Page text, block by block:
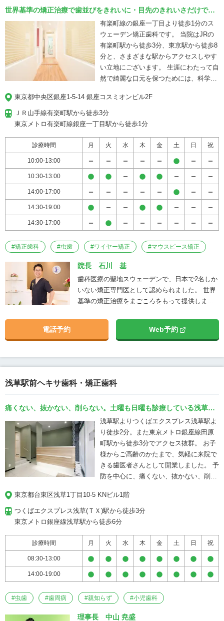
みがありましたら、ぜひ一度無料の初診
カウンセリングをご利用ください。
東京都中央区銀座1-5-14 銀座コスミオンビル2F
ＪＲ山手線有楽町駅から徒歩3分
東京メトロ有楽町線銀座一丁目駅から徒歩1分
診療時間 月 火 水 木 金 土 日 祝
10:00-13:00
10:30-13:00
14:00-17:00
14:30-19:00
14:30-17:00
#矯正歯科 #虫歯 #ワイヤー矯正 #マウスピース矯正
世界基準の矯正治療で歯並びをきれいに・目先のきれいさだけでな
く将来を見据えた治療をご提案有楽町線の銀座一丁目より徒歩1分のス
ウェーデン矯正歯科です。 当院はJRの
有楽町駅から徒歩3分、東京駅から徒歩8
分と、さまざまな駅からアクセスしやす
い立地にございます。 生涯にわたって自
然で綺麗な口元を保つためには、科学的
そのためには矯正だけでなく虫歯や歯周
病、口腔外科など、総合的な歯科の知識
が必要です。 当院のドクターは、日本で
専門医として、スウェーデン式の「科学
に基づく矯正治療」をおこなっていま
す。 そして、矯正治療に関する経験・技
術はもちろん、「自分の家族にも安心し
て治療をできる」治療環境も当院のこだ
わりの一つです。 お子様から中高年まで
皆様が抱える「歯並びや咬み合わせに関
する悩み」について、矯正治療だけでな
く虫歯や歯周病治療を含めた「包括的な
歯科治療」で解決します。 目先のきれい
さだけでなく、将来を見据えた治療によ
る「歯で悩まない豊かな人生への準備」
を私たちにお任せください。
院長 石川 基
歯科医療の聖地スウェーデンで、日本で2名しか
いない矯正専門医として認められました。 世界
基準の矯正治療をまごころをもって提供しま
電話予約 Web予約
浅草駅前ヘキサ歯科・矯正歯科
東京都台東区浅草1丁目10-5 KNビル1階
つくばエクスプレス浅草(ＴＸ)駅から徒歩3分
東京メトロ銀座線浅草駅から徒歩6分
診療時間 月 火 水 木 金 土 日 祝
08:30-13:00
14:00-19:00
#虫歯 #歯周病 #親知らず #小児歯科
痛くない、抜かない、削らない。土曜も日曜も診療している浅草駅
前の年中無休の歯医者さん。
浅草駅よりつくばエクスプレス浅草駅よ
り徒歩2分。また東京メトロ銀座線田原
町駅から徒歩3分でアクセス抜群。 お子
様からご高齢のかたまで、気軽に来院で
きる歯医者さんとして開業しました。 予
防を中心に、痛くない、抜かない、削ら
ラントや矯正治療などの症例も実績が豊
富にあり、それぞれ専門性の高い歯科医
師が在籍しています。 浅草で歯のおこま
科に来れば解決できる環境を整えていま
す。
理事長 中山 尭盛